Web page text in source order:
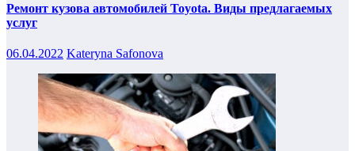
Ремонт кузова автомобилей Toyota. Виды предлагаемых
услуг
06.04.2022 Kateryna Safonova